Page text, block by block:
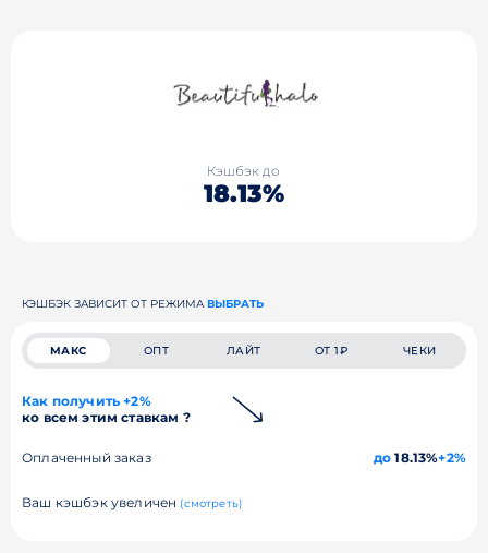
Кэшбэк до
18.13%
КЭШБЭК ЗАВИСИТ ОТ РЕЖИМА ВЫБРАТЬ
МАКС ОПТ ЛАЙТ ОТ 1₽ ЧЕКИ
Как получить +2%
ко всем этим ставкам ?
Оплаченный заказ до 18.13%+2%
Ваш кэшбэк увеличен (смотреть)